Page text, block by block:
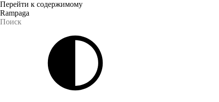
Перейти к содержимому
Rampaga